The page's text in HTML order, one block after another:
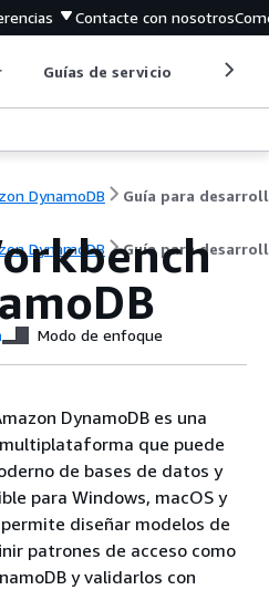
Contacte con nosotros
Guías de servicio
DynamoDB
DynamoDB Guía para
Modo de enfoque
DynamoDB es una
que puede
de bases de datos y
para Windows, macOS y
diseñar modelos de
patrones de acceso como
y validarlos con